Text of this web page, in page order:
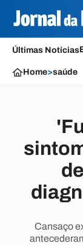
Últimas Notícias
Home>saúde
Cansaço